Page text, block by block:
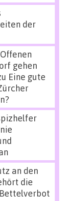
der
gehen
Eine gute
an den
die